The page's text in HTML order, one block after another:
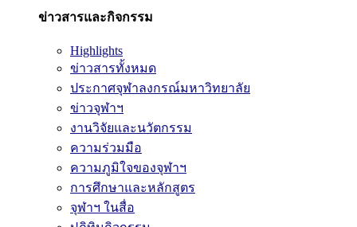
ข่าวสารและกิจกรรม
Highlights
ข่าวสารทั้งหมด
ประกาศจุฬาลงกรณ์มหาวิทยาลัย
ข่าวจุฬาฯ
งานวิจัยและนวัตกรรม
ความร่วมมือ
ความภูมิใจของจุฬาฯ
การศึกษาและหลักสูตร
จุฬาฯ ในสื่อ